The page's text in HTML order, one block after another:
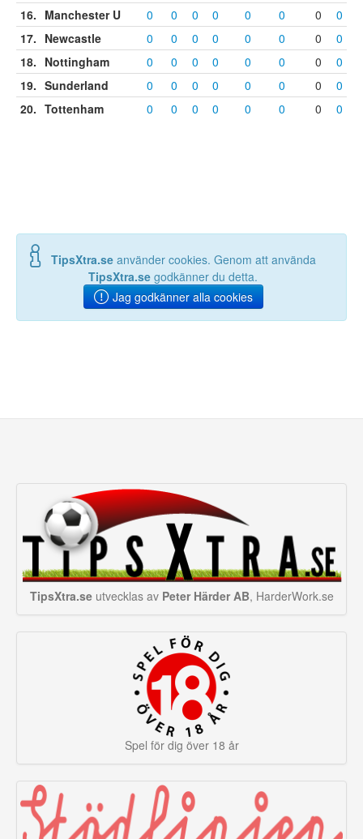
16. Manchester U 0 0 0 0 0 0 0
0
17. Newcastle 0 0 0 0 0 0 0
0
18. Nottingham 0 0 0 0 0 0 0
0
19. Sunderland 0 0 0 0 0 0 0
0
20. Tottenham 0 0 0 0 0 0 0 0
TipsXtra.se använder cookies. Genom att använda
TipsXtra.se godkänner du detta.
Jag godkänner alla cookies
TipsXtra.seutvecklas av Peter Härder AB, HarderWork.se
Spel för dig över 18 år